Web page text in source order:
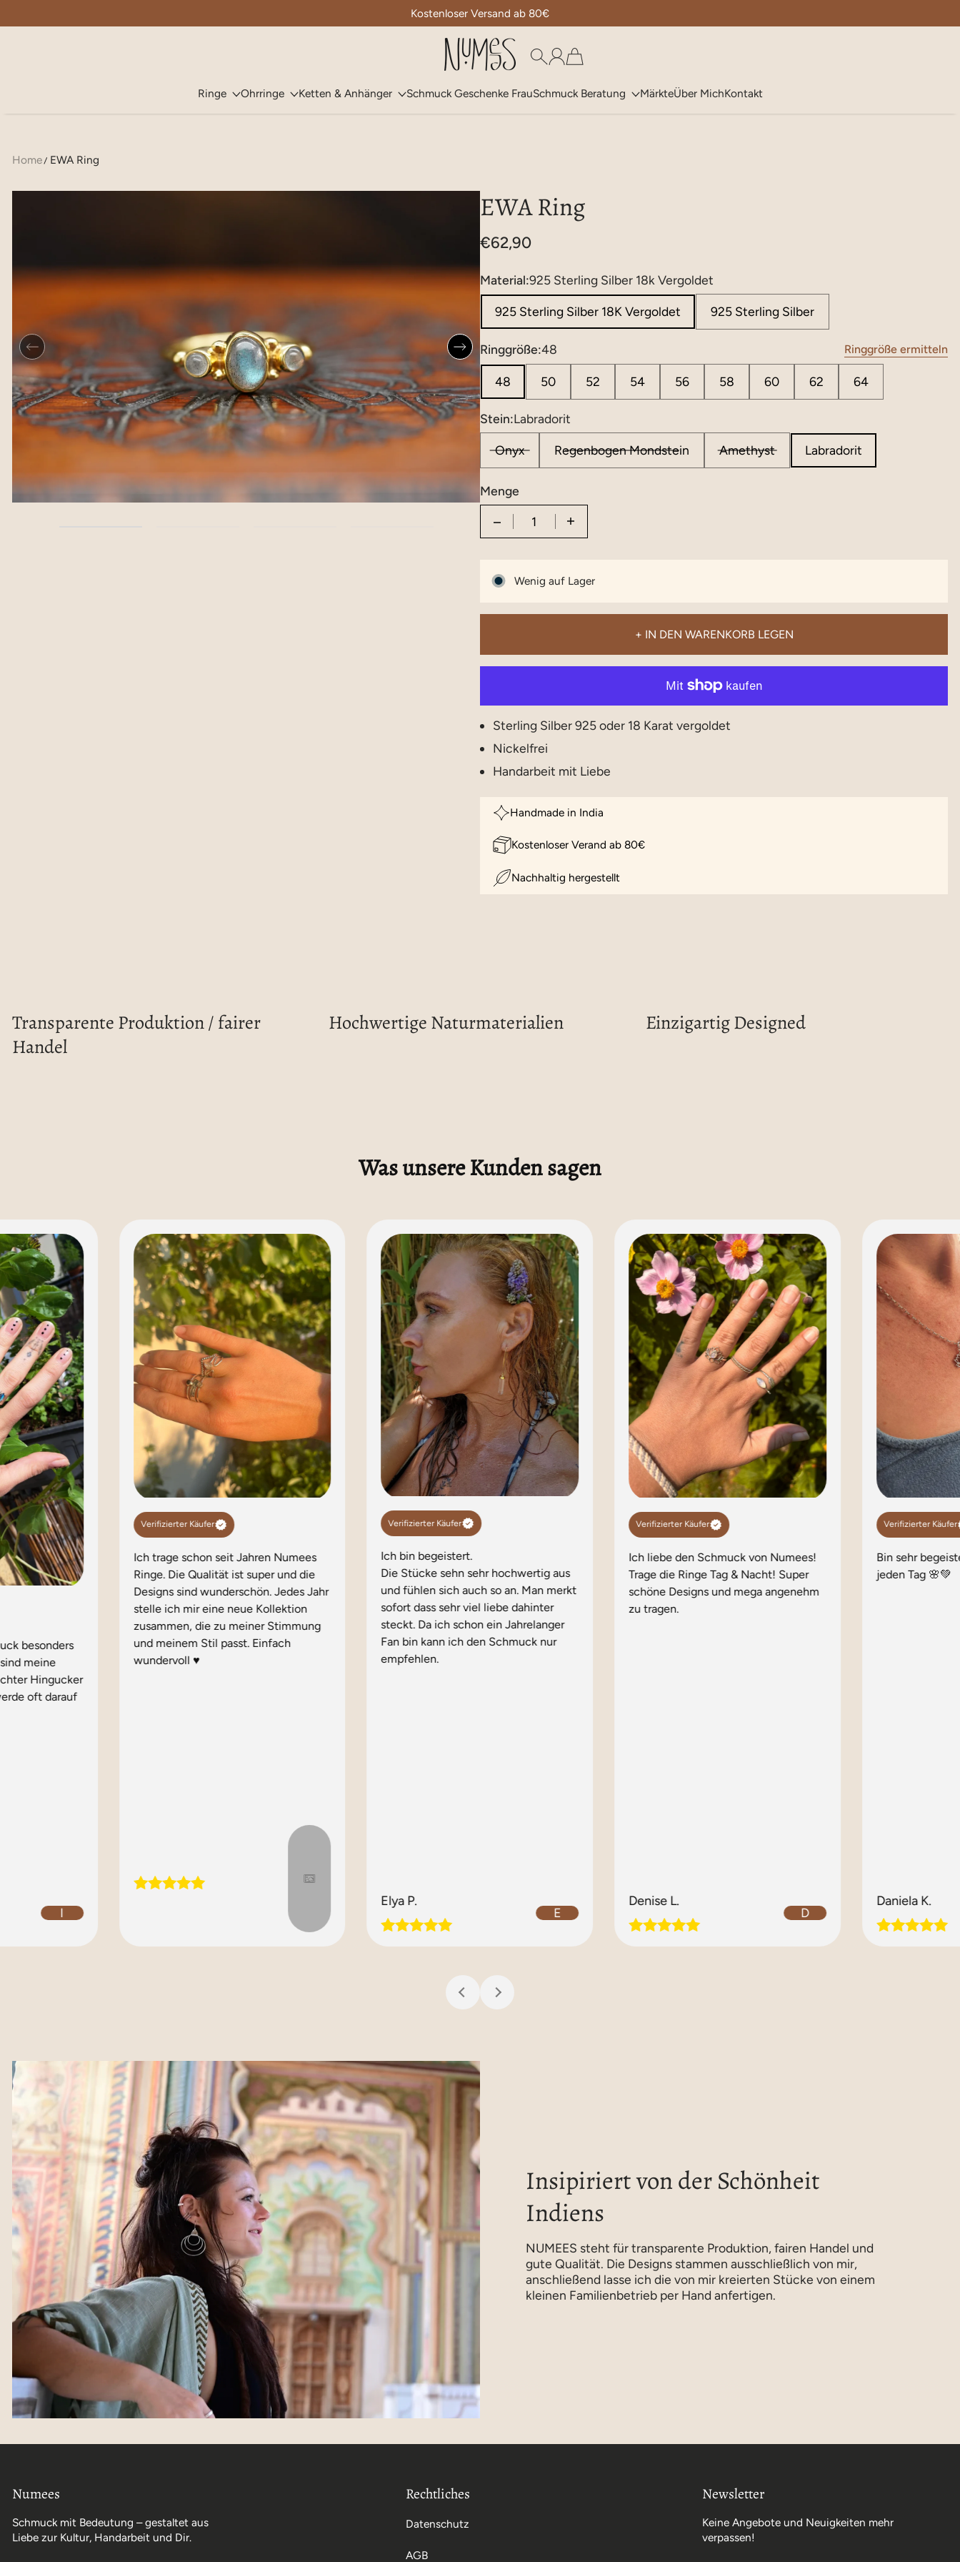
Kostenloser Versand ab 80€
Numees
Ringe Ohrringe Ketten & Anhänger Schmuck Geschenke FrauSchmuck Beratung MärkteÜber MichKontakt
Home EWA Ring
EWA Ring
€62,90
Material:925 Sterling Silber 18k Vergoldet
925 Sterling Silber 18K Vergoldet 925 Sterling Silber
Ringgröße:48 Ringgröße ermitteln
48 50 52 54 56 58 60 62 64
Stein:Labradorit
Onyx Regenbogen Mondstein Amethyst Labradorit
Menge
Quantity
Wenig auf Lager
+ IN DEN WARENKORB LEGEN
Sterling Silber 925 oder 18 Karat vergoldet
Nickelfrei
Handarbeit mit Liebe
Handmade in India
Kostenloser Verand ab 80€
Nachhaltig hergestellt
Transparente Produktion / fairer
Handel
Hochwertige Naturmaterialien Einzigartig Designed
Was unsere Kunden sagen
besonders
meine
Hingucker
oft darauf
I
Verifizierter Käufer
Ich trage schon seit Jahren Numees
Ringe. Die Qualität ist super und die
Designs sind wunderschön. Jedes Jahr
stelle ich mir eine neue Kollektion
zusammen, die zu meiner Stimmung
und meinem Stil passt. Einfach
wundervoll ♥️
Verifizierter Käufer
Ich bin begeistert.
Die Stücke sehn sehr hochwertig aus
und fühlen sich auch so an. Man merkt
sofort dass sehr viel liebe dahinter
steckt. Da ich schon ein Jahrelanger
Fan bin kann ich den Schmuck nur
empfehlen.
Elya P.
E
Verifizierter Käufer
Ich liebe den Schmuck von Numees!
Trage die Ringe Tag & Nacht! Super
schöne Designs und mega angenehm
zu tragen.
Denise L.
D
Verifizierter Käufer
Bin sehr
jeden Tag 🌸💚
Daniela K.
Insipiriert von der Schönheit
Indiens
NUMEES steht für transparente Produktion, fairen Handel und
gute Qualität. Die Designs stammen ausschließlich von mir,
anschließend lasse ich die von mir kreierten Stücke von einem
kleinen Familienbetrieb per Hand anfertigen.
Numees
Schmuck mit Bedeutung – gestaltet aus
Liebe zur Kultur, Handarbeit und Dir.
Rechtliches
Datenschutz
AGB
Newsletter
Keine Angebote und Neuigkeiten mehr
verpassen!